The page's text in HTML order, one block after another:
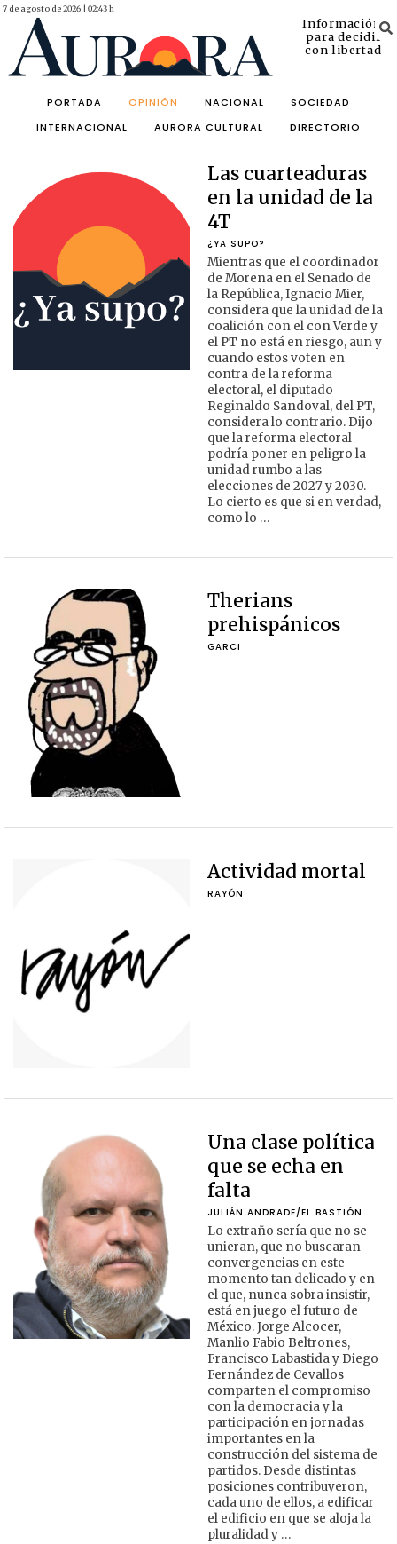
7 de agosto de 2026 | 02:43 h
Información
para decidir
con libertad
PORTADA OPINIÓN NACIONAL
SOCIEDAD
INTERNACIONAL
AURORA CULTURAL DIRECTORIO
Las cuarteaduras
en la unidad de la
4T
¿YA SUPO?
Mientras que el coordinador
de Morena en el Senado de
la República, Ignacio Mier,
considera que la unidad de la
coalición con el con Verde y
el PT no está en riesgo, aun y
cuando estos voten en
contra de la reforma
electoral, el diputado
Reginaldo Sandoval, del PT,
considera lo contrario. Dijo
que la reforma electoral
podría poner en peligro la
unidad rumbo a las
elecciones de 2027 y 2030.
Lo cierto es que si en verdad,
como lo …
Therians
prehispánicos
GARCI
Actividad mortal
RAYÓN
Una clase política
que se echa en
falta
JULIÁN ANDRADE/EL BASTIÓN
Lo extraño sería que no se
unieran, que no buscaran
convergencias en este
momento tan delicado y en
el que, nunca sobra insistir,
está en juego el futuro de
México. Jorge Alcocer,
Manlio Fabio Beltrones,
Francisco Labastida y Diego
Fernández de Cevallos
comparten el compromiso
con la democracia y la
participación en jornadas
importantes en la
construcción del sistema de
partidos. Desde distintas
posiciones contribuyeron,
cada uno de ellos, a edificar
el edificio en que se aloja la
pluralidad y …